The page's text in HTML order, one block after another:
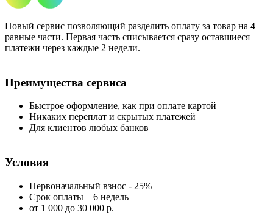
Новый сервис позволяющий разделить оплату за товар на 4
равные части. Первая часть списывается сразу оставшиеся
платежи через каждые 2 недели.
Преимущества сервиса
Быстрое оформление, как при оплате картой
Никаких переплат и скрытых платежей
Для клиентов любых банков
Условия
Первоначальный взнос - 25%
Срок оплаты – 6 недель
от 1 000 до 30 000 р.